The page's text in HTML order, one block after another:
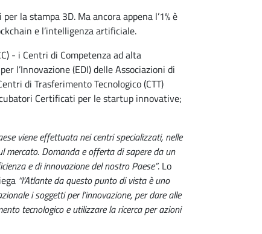
la stampa 3D. Ma ancora appena l’1% è
e l’intelligenza artificiale.
- i Centri di Competenza ad alta
l’Innovazione (EDI) delle Associazioni di
di Trasferimento Tecnologico (CTT)
Certificati per le startup innovative;
viene effettuata nei centri specializzati, nelle
mercato. Domanda e offerta di sapere da un
e di innovazione del nostro Paese”. Lo
“l’Atlante da questo punto di vista è uno
i soggetti per l’innovazione, per dare alle
tecnologico e utilizzare la ricerca per azioni